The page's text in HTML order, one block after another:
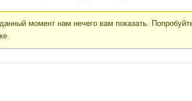
момент нам нечего вам показать.